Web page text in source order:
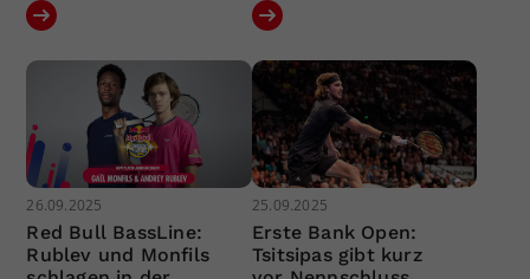
26.09.2025
Red Bull BassLine:
Rublev und Monfils
25.09.2025
Erste Bank Open:
Tsitsipas gibt kurz